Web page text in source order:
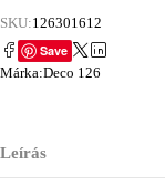
SKU:126301612
Save
Márka:Deco 126
Leírás